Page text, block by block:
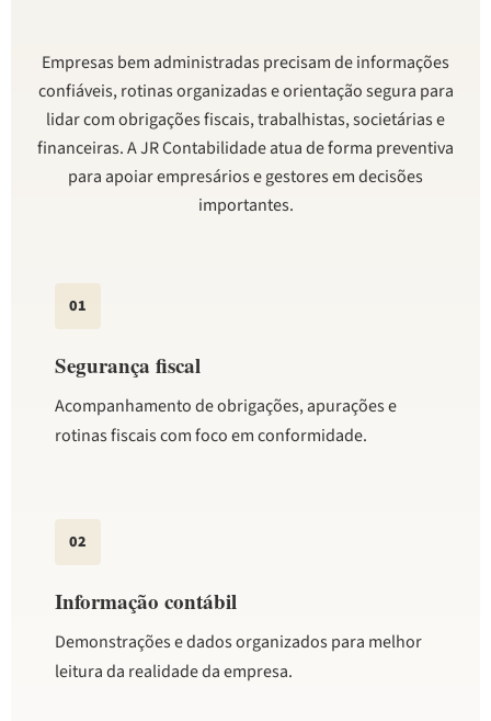
Empresas bem administradas precisam de informações
confiáveis, rotinas organizadas e orientação segura para
lidar com obrigações fiscais, trabalhistas, societárias e
financeiras. A JR Contabilidade atua de forma preventiva
para apoiar empresários e gestores em decisões
importantes.
01
Segurança fiscal
Acompanhamento de obrigações, apurações e
rotinas fiscais com foco em conformidade.
02
Informação contábil
Demonstrações e dados organizados para melhor
leitura da realidade da empresa.